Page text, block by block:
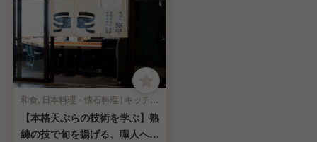
和食, 日本料理・懐石料理 | キッチンスタッフ
【本格天ぷらの技術を学ぶ】熟
練の技で旬を揚げる、職人への